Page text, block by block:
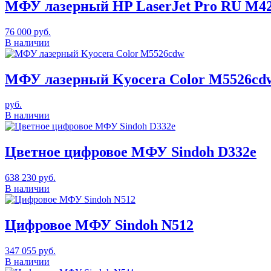
МФУ лазерный HP LaserJet Pro RU
76 000 руб.
В наличии
МФУ лазерный Kyocera Color
руб.
В наличии
Цветное цифровое МФУ Sindoh D332e
638 230 руб.
В наличии
Цифровое МФУ Sindoh N512
347 055 руб.
В наличии